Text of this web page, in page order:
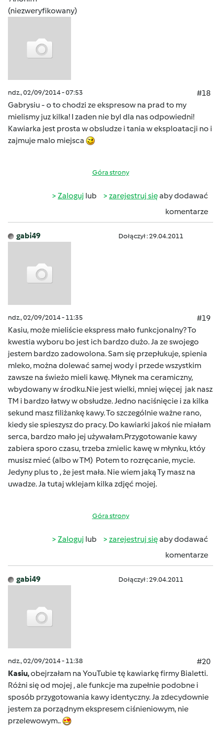
(niezweryfikowany)
ndz., 02/09/2014 - 07:53
#18
Gabrysiu - o to chodzi ze ekspresow na prad to my
mielismy juz kilka! I zaden nie byl dla nas odpowiedni!
Kawiarka jest prosta w obsludze i tania w eksploatacji no i
zajmuje malo miejsca
Góra strony
Zaloguj lub zarejestruj sięaby dodawać
komentarze
gabi49 Dołączył : 29.04.2011
ndz., 02/09/2014 - 11:35
#19
Kasiu, może mieliście ekspress mało funkcjonalny? To
kwestia wyboru bo jest ich bardzo dużo. Ja ze swojego
jestem bardzo zadowolona. Sam się przepłukuje, spienia
mleko, można dolewać samej wody i przede wszystkim
zawsze na świeżo mieli kawę. Młynek ma ceramiczny,
wbydowany w środku.Nie jest wielki, mniej więcej jak nasz
TM i bardzo łatwy w obsłudze. Jedno naciśnięcie i za kilka
sekund masz filiżankę kawy. To szczególnie ważne rano,
kiedy sie spieszysz do pracy. Do kawiarki jakoś nie miałam
serca, bardzo mało jej używałam.Przygotowanie kawy
zabiera sporo czasu, trzeba zmielic kawę w młynku, któy
musisz mieć (albo w TM) Potem to rozręcanie, mycie.
Jedyny plus to , że jest mała. Nie wiem jaką Ty masz na
uwadze. Ja tutaj wklejam kilka zdjęć mojej.
Góra strony
Zaloguj lub zarejestruj sięaby dodawać
komentarze
gabi49 Dołączył : 29.04.2011
ndz., 02/09/2014 - 11:38
#20
Kasiu,obejrzałam na YouTubie tę kawiarkę firmy Bialetti.
Różni się od mojej , ale funkcje ma zupełnie podobne i
sposób przygotowania kawy identyczny. Ja zdecydownie
jestem za porządnym ekspresem ciśnieniowym, nie
przelewowym..